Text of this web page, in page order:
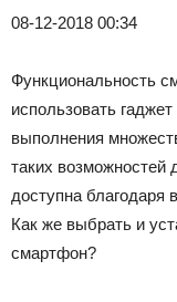
08-12-2018 00:34
Функциональность
использовать
выполнения
таких возможностей
доступна благодаря
Как же выбрать и
смартфон?